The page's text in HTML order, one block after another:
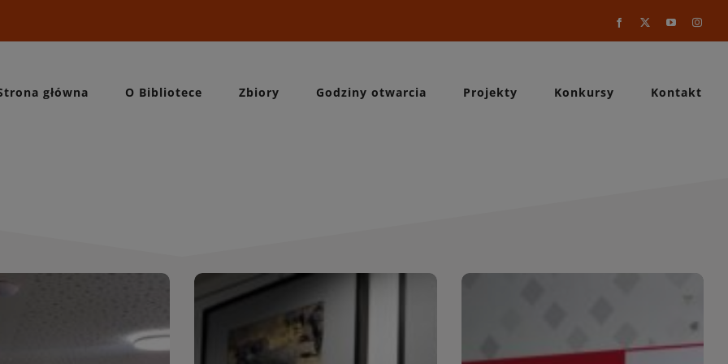
Facebook YouTube
główna O Bibliotece Zbiory Godziny otwarcia Projekty Konkursy Kontakt
Wydarzenia